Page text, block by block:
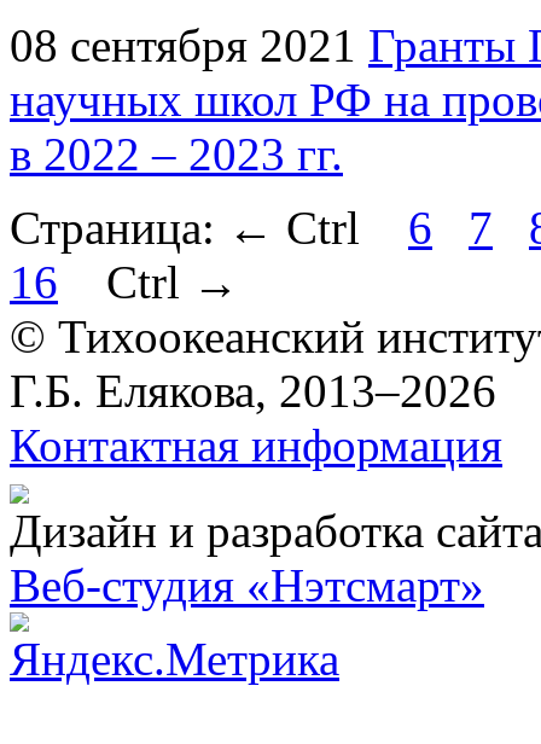
08 сентября 2021 Гранты
научных школ РФ на
в 2022 – 2023 гг.
Страница: ← Ctrl 6 7
16
Ctrl →
© Тихоокеанский
Г.Б. Елякова, 2013–2026
Контактная информация
Дизайн и разработка
Веб-студия «Нэтсмарт»